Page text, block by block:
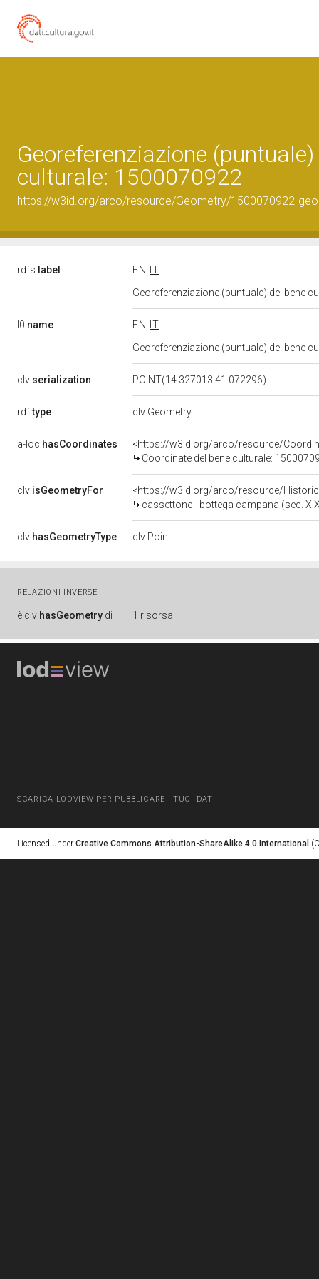
Georeferenziazione
culturale: 1500070922
https://w3id.org/arco/resource/Geometry/1500070922-
rdfs: label EN
IT
Georeferenziazione (puntuale) del bene
l0:name EN
IT
Georeferenziazione (puntuale) del bene
clv:serialization POINT(14.327013 41.072296)
rdf:type clv:Geometry
a-loc:hasCoordinates
<https://w3id.org/arco/resource/
Coordinate del bene culturale:
clv:isGeometryFor
<https://w3id.org/arco/resource/
cassettone - bottega campana (sec.
clv:hasGeometryType clv:Point
RELAZIONI INVERSE
è clv:hasGeometry di 1 risorsa
SCARICA LODVIEW PER PUBBLICARE I TUOI DATI
Licensed under Creative Commons Attribution-ShareAlike 4.0 International